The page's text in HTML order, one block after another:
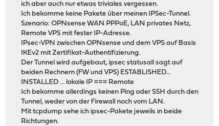
ich aber auch nur etwas triviales vergessen.
Ich bekomme keine Pakete über meinen IPSec-Tunnel.
Szenario: OPNsense WAN PPPoE, LAN privates Netz,
Remote VPS mit fester IP-Adresse.
IPsec-VPN zwischen OPNsense und dem VPS auf Basis
IKEv2 mit Zertifikat-Authentifizierung.
Der Tunnel wird aufgebaut, ipsec statusall sagt auf
beiden Rechnern (FW und VPS) ESTABLISHED...
INSTALLED ... lokale IP === Remote
Ich bekomme allerdings keinen Ping oder SSH durch den
Tunnel, weder von der Firewall noch vom LAN.
Mit tcpdump sehe ich ipsec-Pakete jeweils in beide
Richtungen.